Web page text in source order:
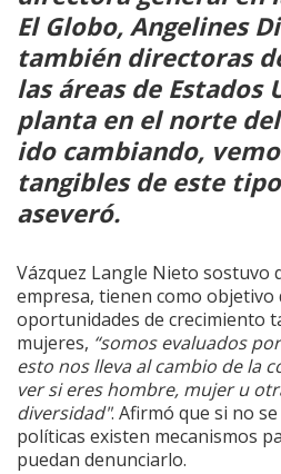
El Globo, Angelines
también directoras
las áreas de Estados
planta en el norte
ido cambiando,
tangibles de este
aseveró.
Vázquez Langle Nieto sostuvo
empresa, tienen como objetivo
oportunidades de crecimiento
mujeres, “somos evaluados
esto nos lleva al cambio de la
ver si eres hombre, mujer u
diversidad". Afirmó que si no
políticas existen mecanismos
puedan denunciarlo.